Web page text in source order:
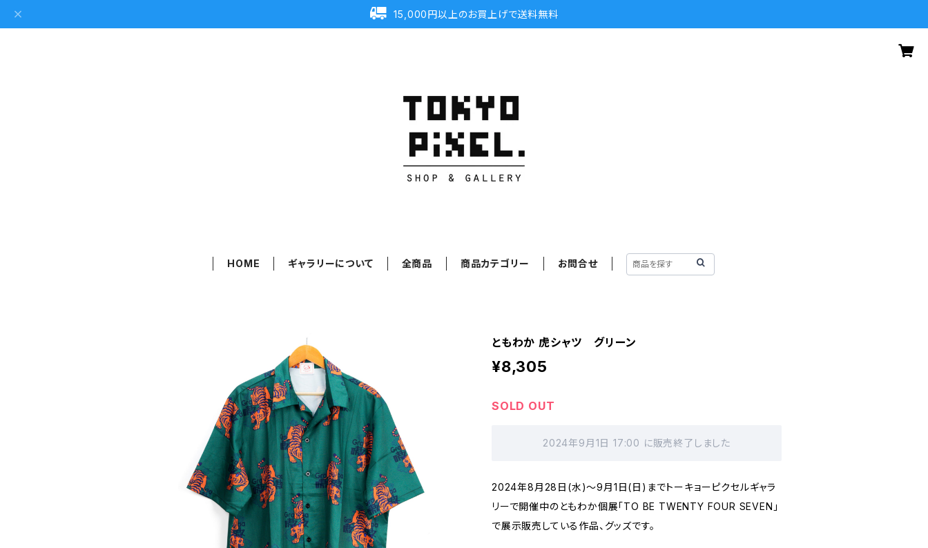
15,000円以上のお買上げで送料無料
HOME ギャラリーについて 全商品 商品カテゴリー お問合せ
ともわか 虎シャツ グリーン
¥8,305
SOLD OUT
2024年9月1日 17:00 に販売終了しました
2024年8月28日(水)〜9月1日(日)までトーキョーピクセルギャラ
リーで開催中のともわか個展「TO BE TWENTY FOUR SEVEN」
で展示販売している作品、グッズです。